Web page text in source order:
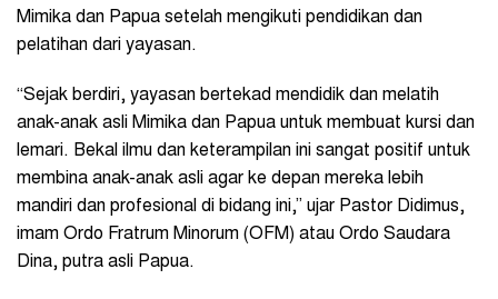
Mimika dan Papua setelah mengikuti pendidikan dan
pelatihan dari yayasan.
“Sejak berdiri, yayasan bertekad mendidik dan melatih
anak-anak asli Mimika dan Papua untuk membuat kursi dan
lemari. Bekal ilmu dan keterampilan ini sangat positif untuk
membina anak-anak asli agar ke depan mereka lebih
mandiri dan profesional di bidang ini,” ujar Pastor Didimus,
imam Ordo Fratrum Minorum (OFM) atau Ordo Saudara
Dina, putra asli Papua.